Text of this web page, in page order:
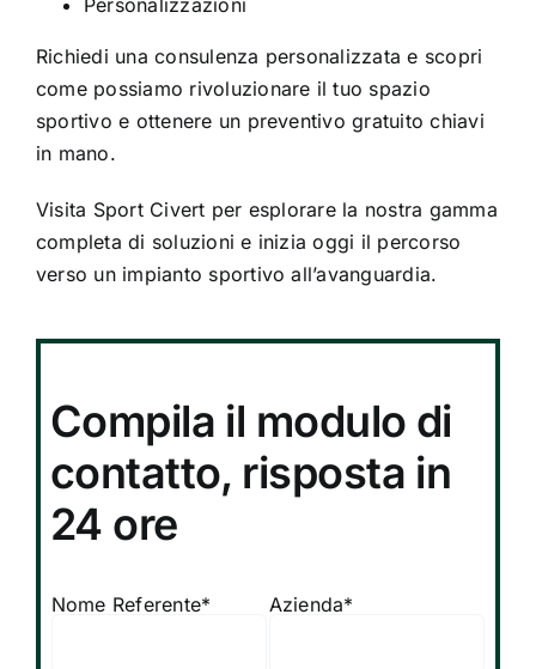
Personalizzazioni
Richiedi una consulenza personalizzata e scopri
come possiamo rivoluzionare il tuo spazio
sportivo e ottenere un preventivo gratuito chiavi
in mano.
Visita Sport Civert per esplorare la nostra gamma
completa di soluzioni e inizia oggi il percorso
verso un impianto sportivo all’avanguardia.
Compila il modulo di
contatto, risposta in
24 ore
Nome Referente* Azienda*